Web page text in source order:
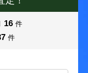
16 件
件